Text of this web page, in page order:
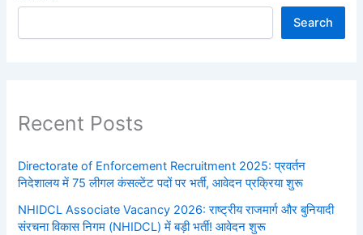
Search
Recent Posts
Directorate of Enforcement Recruitment 2025: प्रवर्तन
निदेशालय में 75 लीगल कंसल्टेंट पदों पर भर्ती, आवेदन प्रक्रिया शुरू
NHIDCL Associate Vacancy 2026: राष्ट्रीय राजमार्ग और बुनियादी
संरचना विकास निगम (NHIDCL) में बड़ी भर्ती! आवेदन शुरू